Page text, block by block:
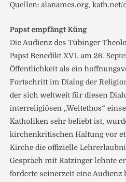
Quellen: alanames.org, kath.net/
Papst empfängt Küng
Die Audienz des Tübinger
Papst Benedikt XVI. am 26.
Öffentlichkeit als ein
Fortschritt im Dialog der
der sich weltweit für diesen
interreligiösen „Weltethos“
Katholiken sehr beliebt ist,
kirchenkritischen Haltung vor
Kirche die offizielle
Gespräch mit Ratzinger lehnte
forderte seinerzeit eine Audienz